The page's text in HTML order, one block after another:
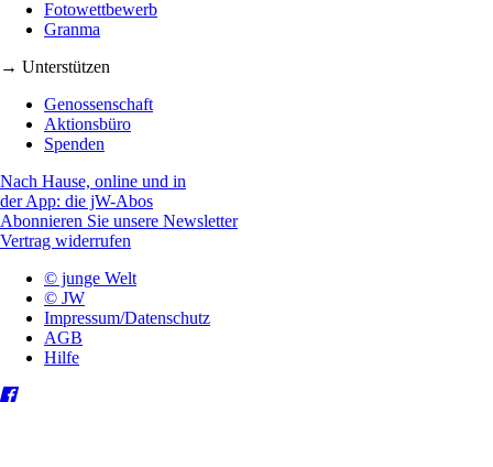
Fotowettbewerb
Granma
→ Unterstützen
Genossenschaft
Aktionsbüro
Spenden
Nach Hause, online und in
der App: die jW-Abos
Abonnieren Sie unsere Newsletter
Vertrag widerrufen
© junge Welt
© JW
Impressum/Datenschutz
AGB
Hilfe